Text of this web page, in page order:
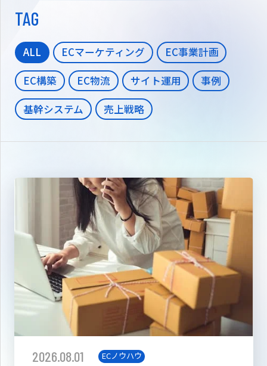
TAG
ALL ECマーケティング
EC事業計画
EC構築
EC物流 サイト運用
事例
基幹システム
売上戦略
2026.08.01 ECノウハウ